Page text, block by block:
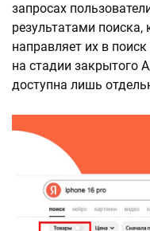
запросах
результатами
направляет их в
на стадии закрытого
доступна лишь